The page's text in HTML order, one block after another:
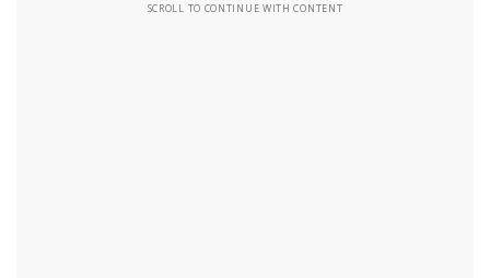
SCROLL TO CONTINUE WITH CONTENT